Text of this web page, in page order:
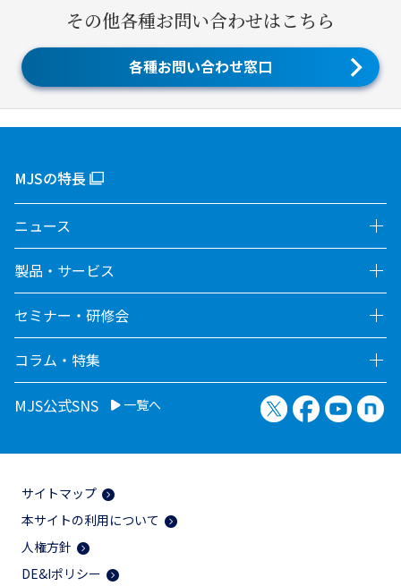
その他各種お問い合わせはこちら
各種お問い合わせ窓口
MJSの特長
ニュース
製品・サービス
セミナー・研修会
コラム・特集
MJS公式SNS 一覧へ X（旧Twitter）
Facebook
サイトマップ
本サイトの利用について
人権方針
DE&Iポリシー